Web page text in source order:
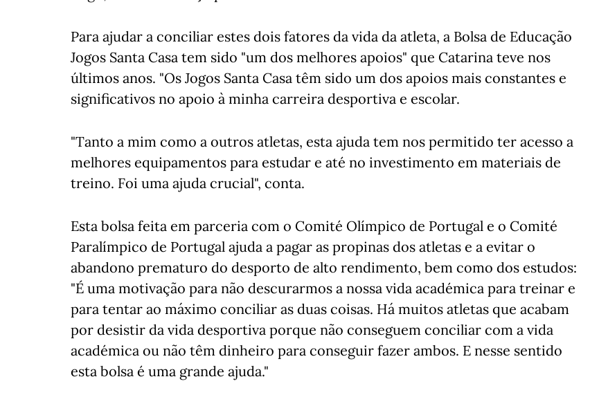
Para ajudar a conciliar estes dois fatores da vida da atleta, a Bolsa de Educação
Jogos Santa Casa tem sido "um dos melhores apoios" que Catarina teve nos
últimos anos. "Os Jogos Santa Casa têm sido um dos apoios mais constantes e
significativos no apoio à minha carreira desportiva e escolar.
"Tanto a mim como a outros atletas, esta ajuda tem nos permitido ter acesso a
melhores equipamentos para estudar e até no investimento em materiais de
treino. Foi uma ajuda crucial", conta.
Esta bolsa feita em parceria com o Comité Olímpico de Portugal e o Comité
Paralímpico de Portugal ajuda a pagar as propinas dos atletas e a evitar o
abandono prematuro do desporto de alto rendimento, bem como dos estudos:
"É uma motivação para não descurarmos a nossa vida académica para treinar e
para tentar ao máximo conciliar as duas coisas. Há muitos atletas que acabam
por desistir da vida desportiva porque não conseguem conciliar com a vida
académica ou não têm dinheiro para conseguir fazer ambos. E nesse sentido
esta bolsa é uma grande ajuda."